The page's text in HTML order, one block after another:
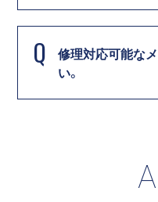
Q
修理対応可能な
い。